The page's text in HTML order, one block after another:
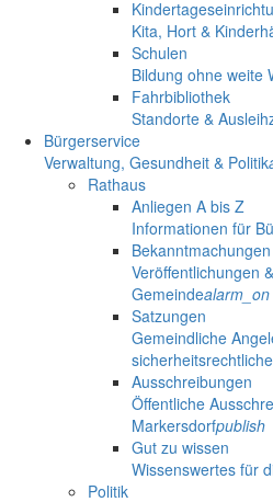
Kita, Hort &
Schulen
Bildung ohne weite
Fahrbibliothek
Standorte &
Bürgerservice
Verwaltung, Gesundheit & Politik
Rathaus
Anliegen A bis Z
Informationen für
Bekanntmachungen
Veröffentlichungen
Gemeindealarm_on
Satzungen
Gemeindliche
Ausschreibungen
Öffentliche
Markersdorfpublish
Gut zu wissen
Wissenswertes für
Politik